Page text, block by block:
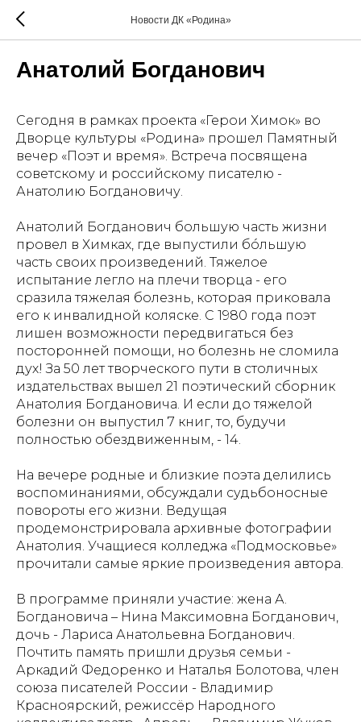
Новости ДК «Родина»
Анатолий Богданович
Сегодня в рамках проекта «Герои Химок» во
Дворце культуры «Родина» прошел Памятный
вечер «Поэт и время». Встреча посвящена
советскому и российскому писателю -
Анатолию Богдановичу.
Анатолий Богданович большую часть жизни
провел в Химках, где выпустили бóльшую
часть своих произведений. Тяжелое
испытание легло на плечи творца - его
сразила тяжелая болезнь, которая приковала
его к инвалидной коляске. С 1980 года поэт
лишен возможности передвигаться без
посторонней помощи, но болезнь не сломила
дух! За 50 лет творческого пути в столичных
издательствах вышел 21 поэтический сборник
Анатолия Богдановича. И если до тяжелой
болезни он выпустил 7 книг, то, будучи
полностью обездвиженным, - 14.
На вечере родные и близкие поэта делились
воспоминаниями, обсуждали судьбоносные
повороты его жизни. Ведущая
продемонстрировала архивные фотографии
Анатолия. Учащиеся колледжа «Подмосковье»
прочитали самые яркие произведения автора.
В программе приняли участие: жена А.
Богдановича – Нина Максимовна Богданович,
дочь - Лариса Анатольевна Богданович.
Почтить память пришли друзья семьи -
Аркадий Федоренко и Наталья Болотова, член
союза писателей России - Владимир
Красноярский, режиссёр Народного